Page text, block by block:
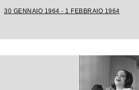
30 GENNAIO 1964 - 1 FEBBRAIO 1964